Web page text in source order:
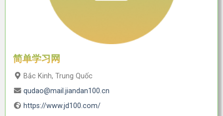
简单学习网
Bắc Kinh, Trung Quốc
qudao@mail.jiandan100.cn
https://www.jd100.com/